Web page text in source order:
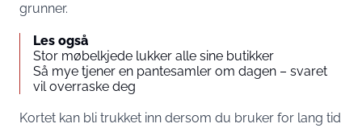
grunner.
Les også
Stor møbelkjede lukker alle sine butikker
Så mye tjener en pantesamler om dagen – svaret
vil overraske deg
Kortet kan bli trukket inn dersom du bruker for lang tid